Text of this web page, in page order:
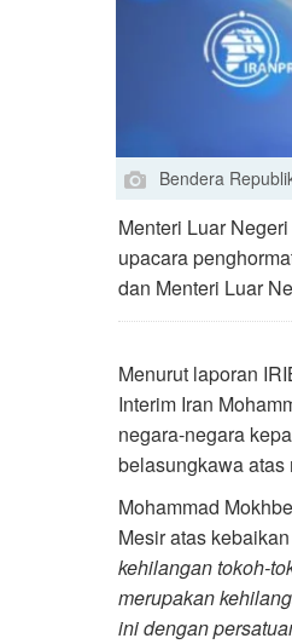
Bendera
Menteri Luar
upacara
dan Menteri Luar
Menurut laporan
Interim Iran
negara-negara
belasungkawa
Mohammad
Mesir atas
kehilangan tokoh-
merupakan
ini dengan